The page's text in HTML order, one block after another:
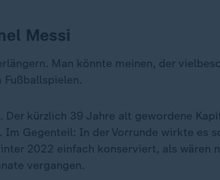
Messi
Man könnte meinen, der
Fußballspielen.
kürzlich 39 Jahre alt gewordene
Gegenteil: In der Vorrunde wirkte es
2022 einfach konserviert, als wären
vergangen.